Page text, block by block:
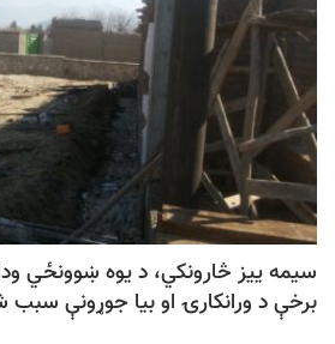
سيمه ييز څارونکي، د يوه ښوونځي
برخې د ورانکارۍ او بيا جوړونې